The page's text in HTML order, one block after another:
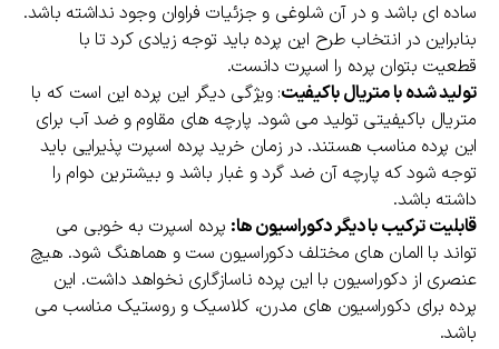
ساده ای باشد و در آن شلوغی و جزئیات فراوان وجود نداشته باشد.
بنابراین در انتخاب طرح این پرده باید توجه زیادی کرد تا با
قطعیت بتوان پرده را اسپرت دانست.
تولید شده با متریال باکیفیت: ویژگی دیگر این پرده این است که با
متریال باکیفیتی تولید می شود. پارچه های مقاوم و ضد آب برای
این پرده مناسب هستند. در زمان خرید پرده اسپرت پذیرایی باید
توجه شود که پارچه آن ضد گرد و غبار باشد و بیشترین دوام را
داشته باشد.
قابلیت ترکیب با دیگر دکوراسیون ها: پرده اسپرت به خوبی می
تواند با المان های مختلف دکوراسیون ست و هماهنگ شود. هیچ
عنصری از دکوراسیون با این پرده ناسازگاری نخواهد داشت. این
پرده برای دکوراسیون های مدرن، کلاسیک و روستیک مناسب می
باشد.